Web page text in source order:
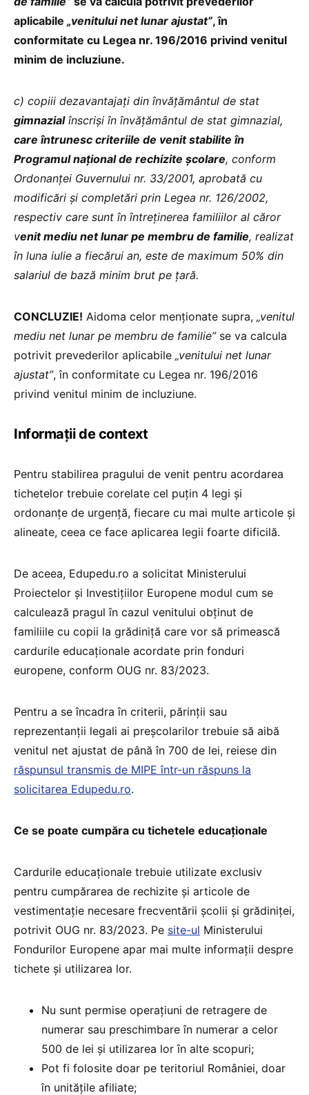
aplicabile „venitului net lunar ajustat”, în
conformitate cu Legea nr. 196/2016 privind venitul
minim de incluziune.
c) copiii dezavantajaţi din învăţământul de stat
gimnazialînscrişi în învăţământul de stat gimnazial,
care întrunesc criteriile de venit stabilite în
Programul naţional de rechizite şcolare, conform
Ordonanţei Guvernului nr. 33/2001, aprobată cu
modificări şi completări prin Legea nr. 126/2002,
respectiv care sunt în întreţinerea familiilor al căror
venit mediu net lunar pe membru de familie, realizat
în luna iulie a fiecărui an, este de maximum 50% din
salariul de bază minim brut pe ţară.
CONCLUZIE! Aidoma celor menționate supra, „venitul
mediu net lunar pe membru de familie” se va calcula
potrivit prevederilor aplicabile „venitului net lunar
ajustat”, în conformitate cu Legea nr. 196/2016
privind venitul minim de incluziune.
Informații de context
Pentru stabilirea pragului de venit pentru acordarea
tichetelor trebuie corelate cel puțin 4 legi și
ordonanțe de urgență, fiecare cu mai multe articole și
alineate, ceea ce face aplicarea legii foarte dificilă.
De aceea, Edupedu.ro a solicitat Ministerului
Proiectelor și Investițiilor Europene modul cum se
calculează pragul în cazul venitului obținut de
familiile cu copii la grădiniță care vor să primească
cardurile educaționale acordate prin fonduri
europene, conform OUG nr. 83/2023.
Pentru a se încadra în criterii, părinții sau
reprezentanții legali ai preșcolarilor trebuie să aibă
venitul net ajustat de până în 700 de lei, reiese din
răspunsul transmis de MIPE într-un răspuns la
solicitarea Edupedu.ro.
Ce se poate cumpăra cu tichetele educaționale
Cardurile educaționale trebuie utilizate exclusiv
pentru cumpărarea de rechizite și articole de
vestimentaţie necesare frecventării şcolii şi grădiniţei,
potrivit OUG nr. 83/2023. Pe site-ul Ministerului
Fondurilor Europene apar mai multe informații despre
tichete și utilizarea lor.
Nu sunt permise operațiuni de retragere de
numerar sau preschimbare în numerar a celor
500 de lei și utilizarea lor în alte scopuri;
Pot fi folosite doar pe teritoriul României, doar
în unitățile afiliate;